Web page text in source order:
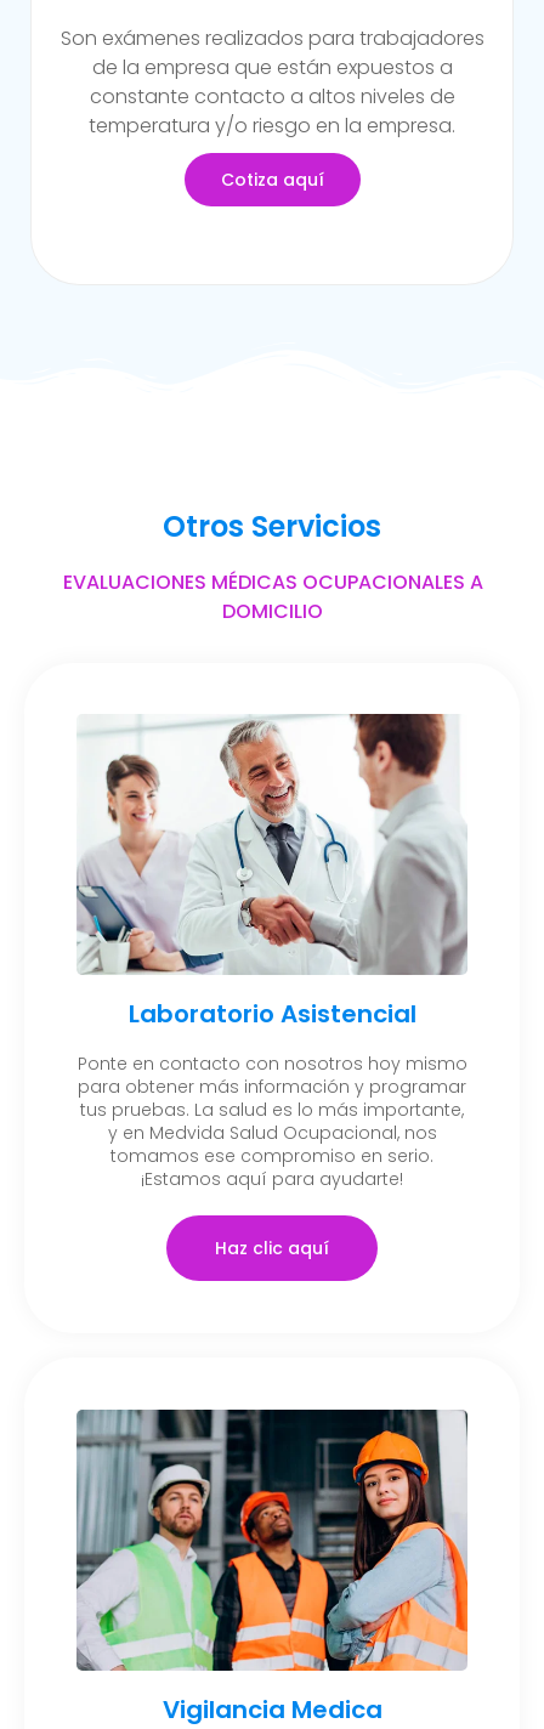
Este examen se realiza al colaborador que se
incorpora a la organización luego de haber
sufrido alguna incapacidad temporal propia
del trabajo.
Cotiza aquí
Otros Servicios
EVALUACIONES MÉDICAS OCUPACIONALES A
DOMICILIO
Laboratorio Asistencial
Ponte en contacto con nosotros hoy mismo
para obtener más información y programar
tus pruebas. La salud es lo más importante,
y en Medvida Salud Ocupacional, nos
tomamos ese compromiso en serio.
¡Estamos aquí para ayudarte!
Haz clic aquí
Vigilancia Medica